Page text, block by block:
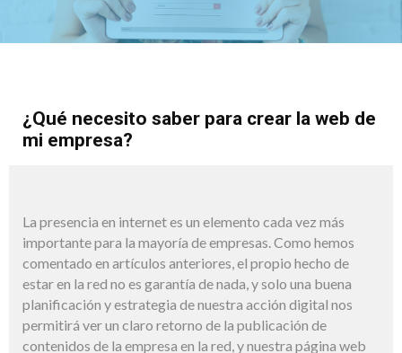
¿Qué necesito saber para crear la web de
mi empresa?
La presencia en internet es un elemento cada vez más
importante para la mayoría de empresas. Como hemos
comentado en artículos anteriores, el propio hecho de
estar en la red no es garantía de nada, y solo una buena
planificación y estrategia de nuestra acción digital nos
permitirá ver un claro retorno de la publicación de
contenidos de la empresa en la red, y nuestra página web